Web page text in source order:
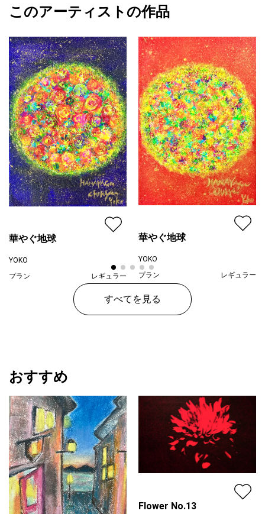
カラー
赤
黄色
ジャンル
動物・生き物
配送目安
二週間以内
無限の可能性を秘めています
この作品は、あなたの内なる力を刺激し
【キャンバスサイズ】20×20×1.5cm
YOKO
このアーティストの作品
華やぐ地球
YOKO
プラン
レギュラー
華やぐ地球
YOKO
プラン
レギュラー
すべてを見る
おすすめ
Flower No.13